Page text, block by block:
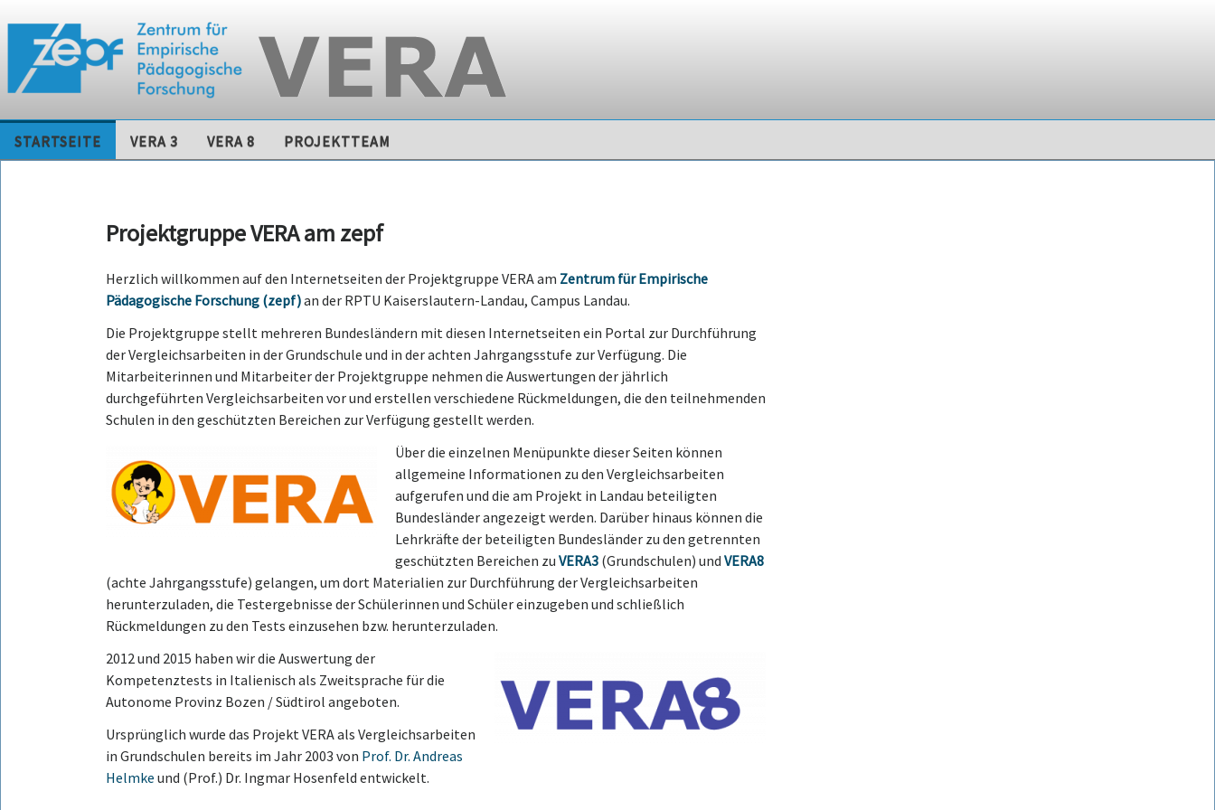
STARTSEITE VERA 3 VERA 8 PROJEKTTEAM
Projektgruppe VERA am zepf
Herzlich willkommen auf den Internetseiten der Projektgruppe VERA am Zentrum für Empirische
Pädagogische Forschung (zepf)an der RPTU Kaiserslautern-Landau, Campus Landau.
Die Projektgruppe stellt mehreren Bundesländern mit diesen Internetseiten ein Portal zur Durchführung
der Vergleichsarbeiten in der Grundschule und in der achten Jahrgangsstufe zur Verfügung. Die
Mitarbeiterinnen und Mitarbeiter der Projektgruppe nehmen die Auswertungen der jährlich
durchgeführten Vergleichsarbeiten vor und erstellen verschiedene Rückmeldungen, die den teilnehmenden
Schulen in den geschützten Bereichen zur Verfügung gestellt werden.
Über die einzelnen Menüpunkte dieser Seiten können
allgemeine Informationen zu den Vergleichsarbeiten
aufgerufen und die am Projekt in Landau beteiligten
Bundesländer angezeigt werden. Darüber hinaus können die
Lehrkräfte der beteiligten Bundesländer zu den getrennten
geschützten Bereichen zu VERA3 (Grundschulen) und VERA8
(achte Jahrgangsstufe) gelangen, um dort Materialien zur Durchführung der Vergleichsarbeiten
herunterzuladen, die Testergebnisse der Schülerinnen und Schüler einzugeben und schließlich
Rückmeldungen zu den Tests einzusehen bzw. herunterzuladen.
2012 und 2015 haben wir die Auswertung der
Kompetenztests in Italienisch als Zweitsprache für die
Autonome Provinz Bozen / Südtirol angeboten.
Ursprünglich wurde das Projekt VERA als Vergleichsarbeiten
in Grundschulen bereits im Jahr 2003 von Prof. Dr. Andreas
Helmke und (Prof.) Dr. Ingmar Hosenfeld entwickelt.